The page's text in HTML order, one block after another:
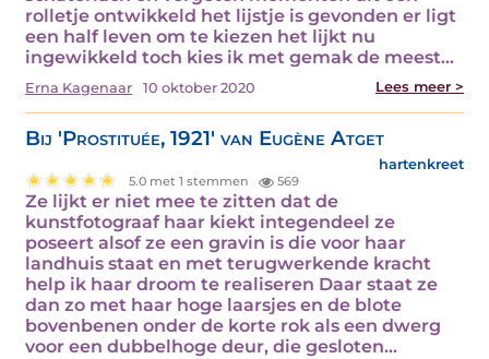
rolletje ontwikkeld het lijstje is gevonden er ligt
een half leven om te kiezen het lijkt nu
ingewikkeld toch kies ik met gemak de meest…
Erna Kagenaar 10 oktober 2020 Lees meer >
Bij 'Prostituée, 1921' van Eugène Atget
hartenkreet
5.0 met 1 stemmen 569
Ze lijkt er niet mee te zitten dat de
kunstfotograaf haar kiekt integendeel ze
poseert alsof ze een gravin is die voor haar
landhuis staat en met terugwerkende kracht
help ik haar droom te realiseren Daar staat ze
dan zo met haar hoge laarsjes en de blote
bovenbenen onder de korte rok als een dwerg
voor een dubbelhoge deur, die gesloten…